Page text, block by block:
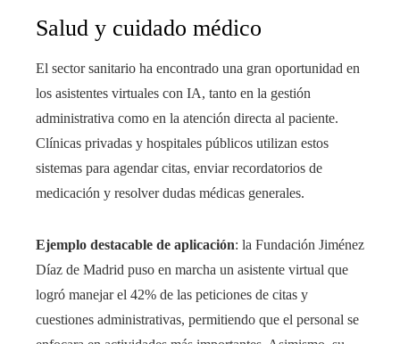
Salud y cuidado médico
El sector sanitario ha encontrado una gran oportunidad en
los asistentes virtuales con IA, tanto en la gestión
administrativa como en la atención directa al paciente.
Clínicas privadas y hospitales públicos utilizan estos
sistemas para agendar citas, enviar recordatorios de
medicación y resolver dudas médicas generales.
Ejemplo destacable de aplicación: la Fundación Jiménez
Díaz de Madrid puso en marcha un asistente virtual que
logró manejar el 42% de las peticiones de citas y
cuestiones administrativas, permitiendo que el personal se